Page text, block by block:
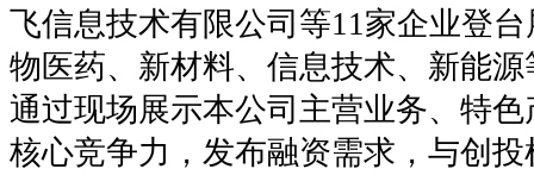
飞信息技术有限公司等11家企业登
物医药、新材料、信息技术、新能
通过现场展示本公司主营业务、特
核心竞争力，发布融资需求，与创